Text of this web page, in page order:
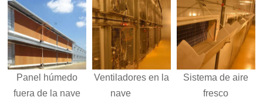
Panel húmedo
fuera de la nave
Ventiladores en la
nave
Sistema de aire
fresco